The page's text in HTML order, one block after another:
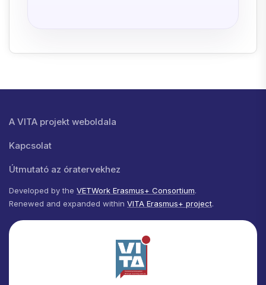
Lábléc menü
A VITA projekt weboldala
Kapcsolat
Útmutató az óratervekhez
Developed by the VETWork Erasmus+ Consortium.
Renewed and expanded within VITA Erasmus+ project.